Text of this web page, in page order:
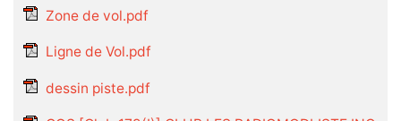
Zone de vol.pdf
Ligne de Vol.pdf
dessin piste.pdf